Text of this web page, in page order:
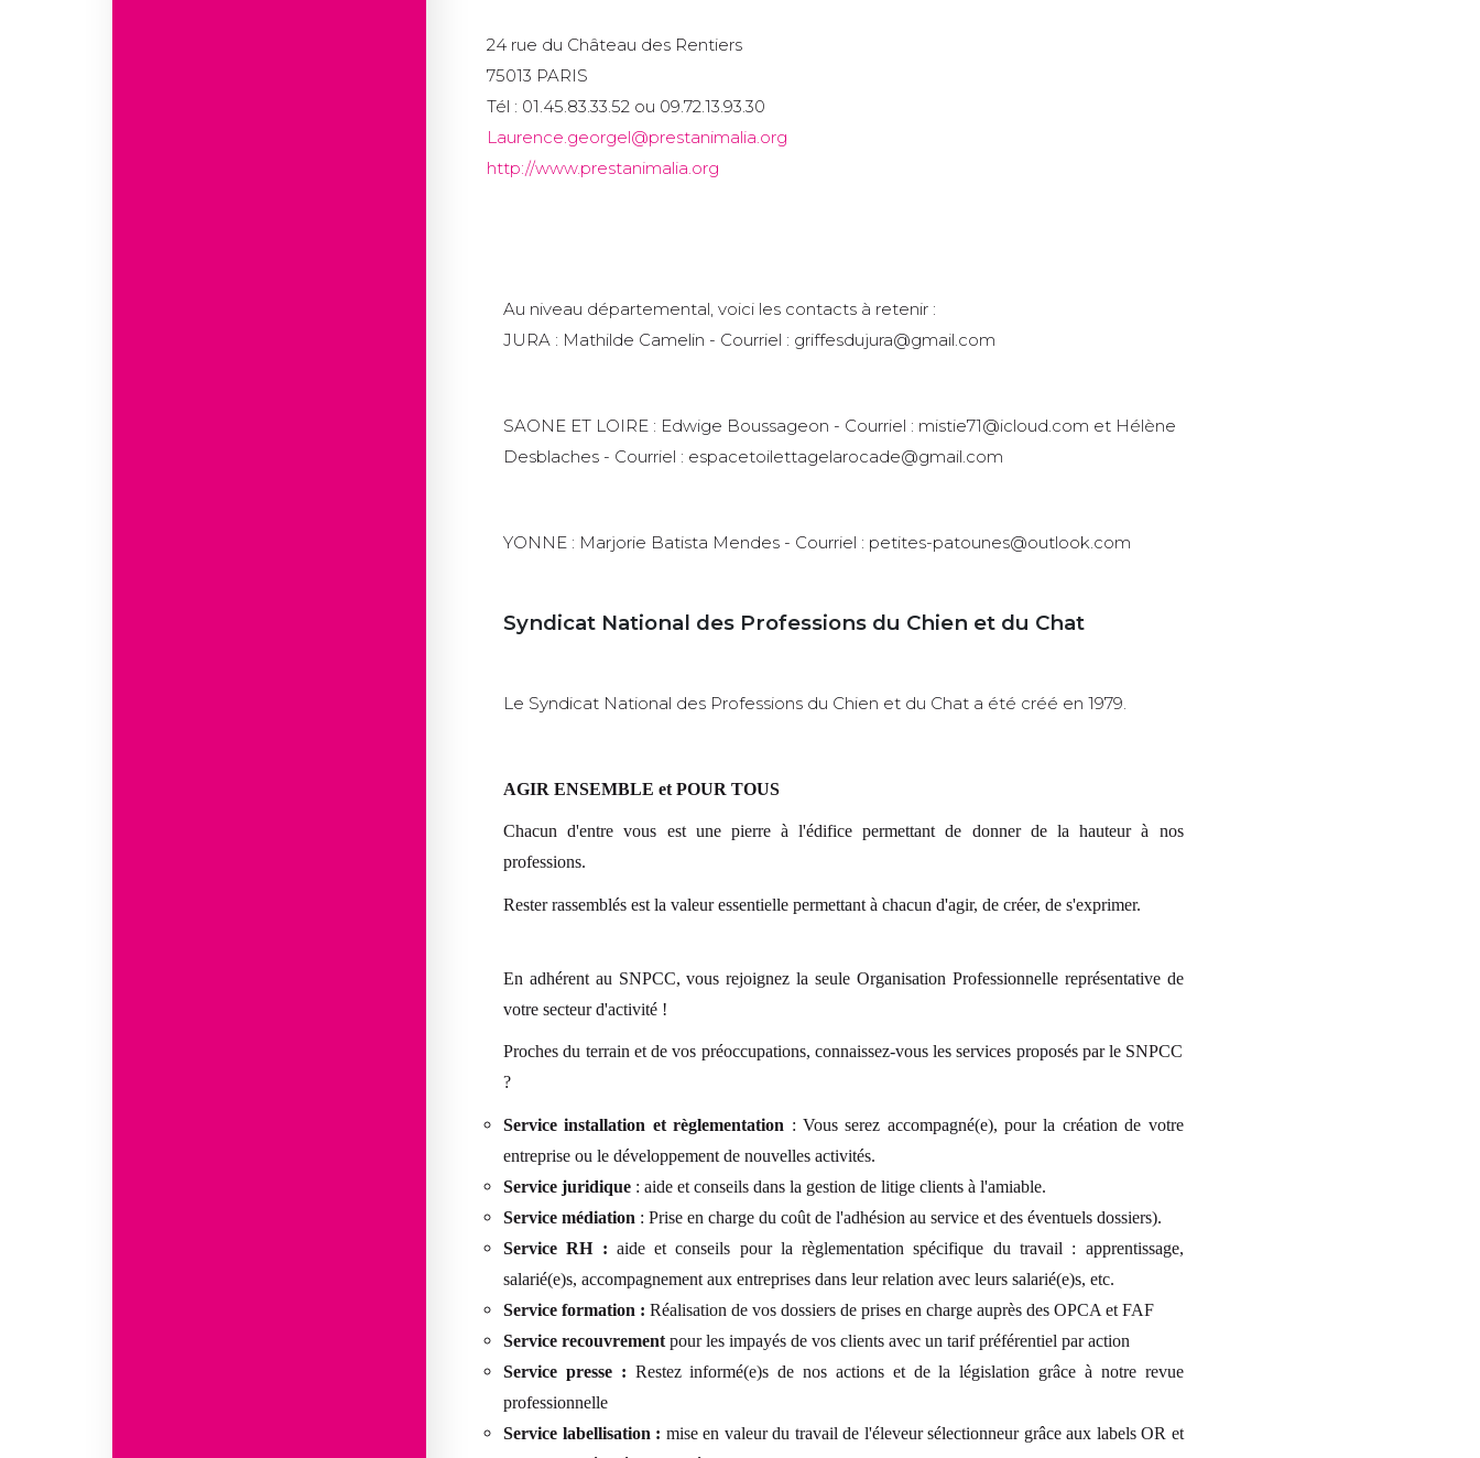
24 rue du Château des Rentiers
75013 PARIS
Tél : 01.45.83.33.52 ou 09.72.13.93.30
Laurence.georgel@prestanimalia.org
http://www.prestanimalia.org
Au niveau départemental, voici les contacts à retenir :
JURA : Mathilde Camelin - Courriel : griffesdujura@gmail.com
SAONE ET LOIRE : Edwige Boussageon - Courriel : mistie71@icloud.com et Hélène
Desblaches - Courriel : espacetoilettagelarocade@gmail.com
YONNE : Marjorie Batista Mendes - Courriel : petites-patounes@outlook.com
Syndicat National des Professions du Chien et du Chat
Le Syndicat National des Professions du Chien et du Chat a été créé en 1979.
AGIR ENSEMBLE et POUR TOUS
Chacun d'entre vous est une pierre à l'édifice permettant de donner de la hauteur à nos
professions.
Rester rassemblés est la valeur essentielle permettant à chacun d'agir, de créer, de s'exprimer.
En adhérent au SNPCC, vous rejoignez la seule Organisation Professionnelle représentative de
votre secteur d'activité !
Proches du terrain et de vos préoccupations, connaissez-vous les services proposés par le SNPCC
?
Service installation et règlementation : Vous serez accompagné(e), pour la création de votre
entreprise ou le développement de nouvelles activités.
Service juridique : aide et conseils dans la gestion de litige clients à l'amiable.
Service médiation : Prise en charge du coût de l'adhésion au service et des éventuels dossiers).
Service RH : aide et conseils pour la règlementation spécifique du travail : apprentissage,
salarié(e)s, accompagnement aux entreprises dans leur relation avec leurs salarié(e)s, etc.
Service formation : Réalisation de vos dossiers de prises en charge auprès des OPCA et FAF
Service recouvrement pour les impayés de vos clients avec un tarif préférentiel par action
Service presse : Restez informé(e)s de nos actions et de la législation grâce à notre revue
professionnelle
Service labellisation : mise en valeur du travail de l'éleveur sélectionneur grâce aux labels OR et